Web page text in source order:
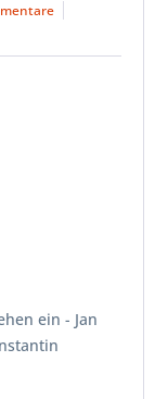
ein - Jan